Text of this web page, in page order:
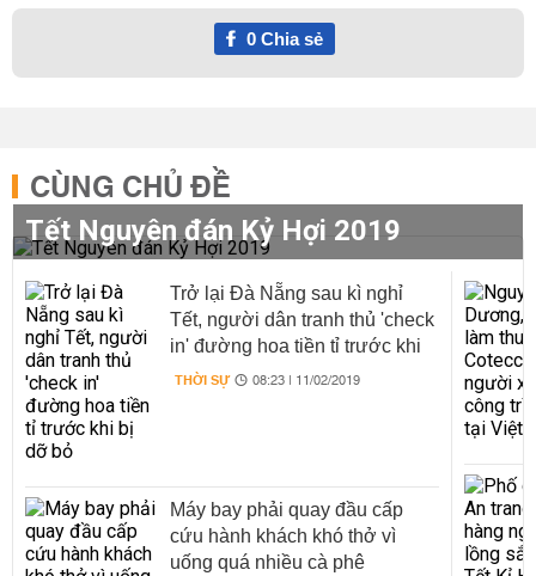
0Chia sẻ
CÙNG CHỦ ĐỀ
Tết Nguyên đán Kỷ Hợi 2019
Trở lại Đà Nẵng sau kì nghỉ
Tết, người dân tranh thủ 'check
in' đường hoa tiền tỉ trước khi
bị dỡ bỏ
THỜI SỰ 08:23 | 11/02/2019
Máy bay phải quay đầu cấp
cứu hành khách khó thở vì
uống quá nhiều cà phê